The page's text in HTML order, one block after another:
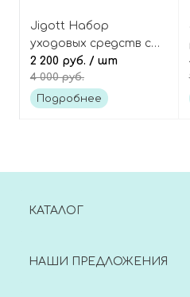
Jigott Набор
уходовых средств с
гиалуроновой
кислотой Essence
moisture skin care 3set
2 200 руб. / шт
4 000 руб.
Подробнее
КАТАЛОГ
НАШИ ПРЕДЛОЖЕНИЯ